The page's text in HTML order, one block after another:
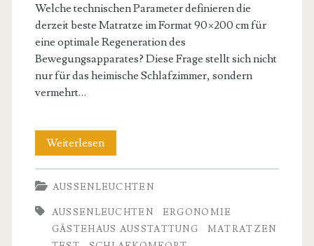
Welche technischen Parameter definieren die
derzeit beste Matratze im Format 90×200 cm für
eine optimale Regeneration des
Bewegungsapparates? Diese Frage stellt sich nicht
nur für das heimische Schlafzimmer, sondern
vermehrt…
WeiterlesenBeste
Matratze
90×200:
Ein
technischer
AUSSENLEUCHTEN
AUSSENLEUCHTEN
ERGONOMIE
GÄSTEHAUS AUSSTATTUNG
MATRATZEN